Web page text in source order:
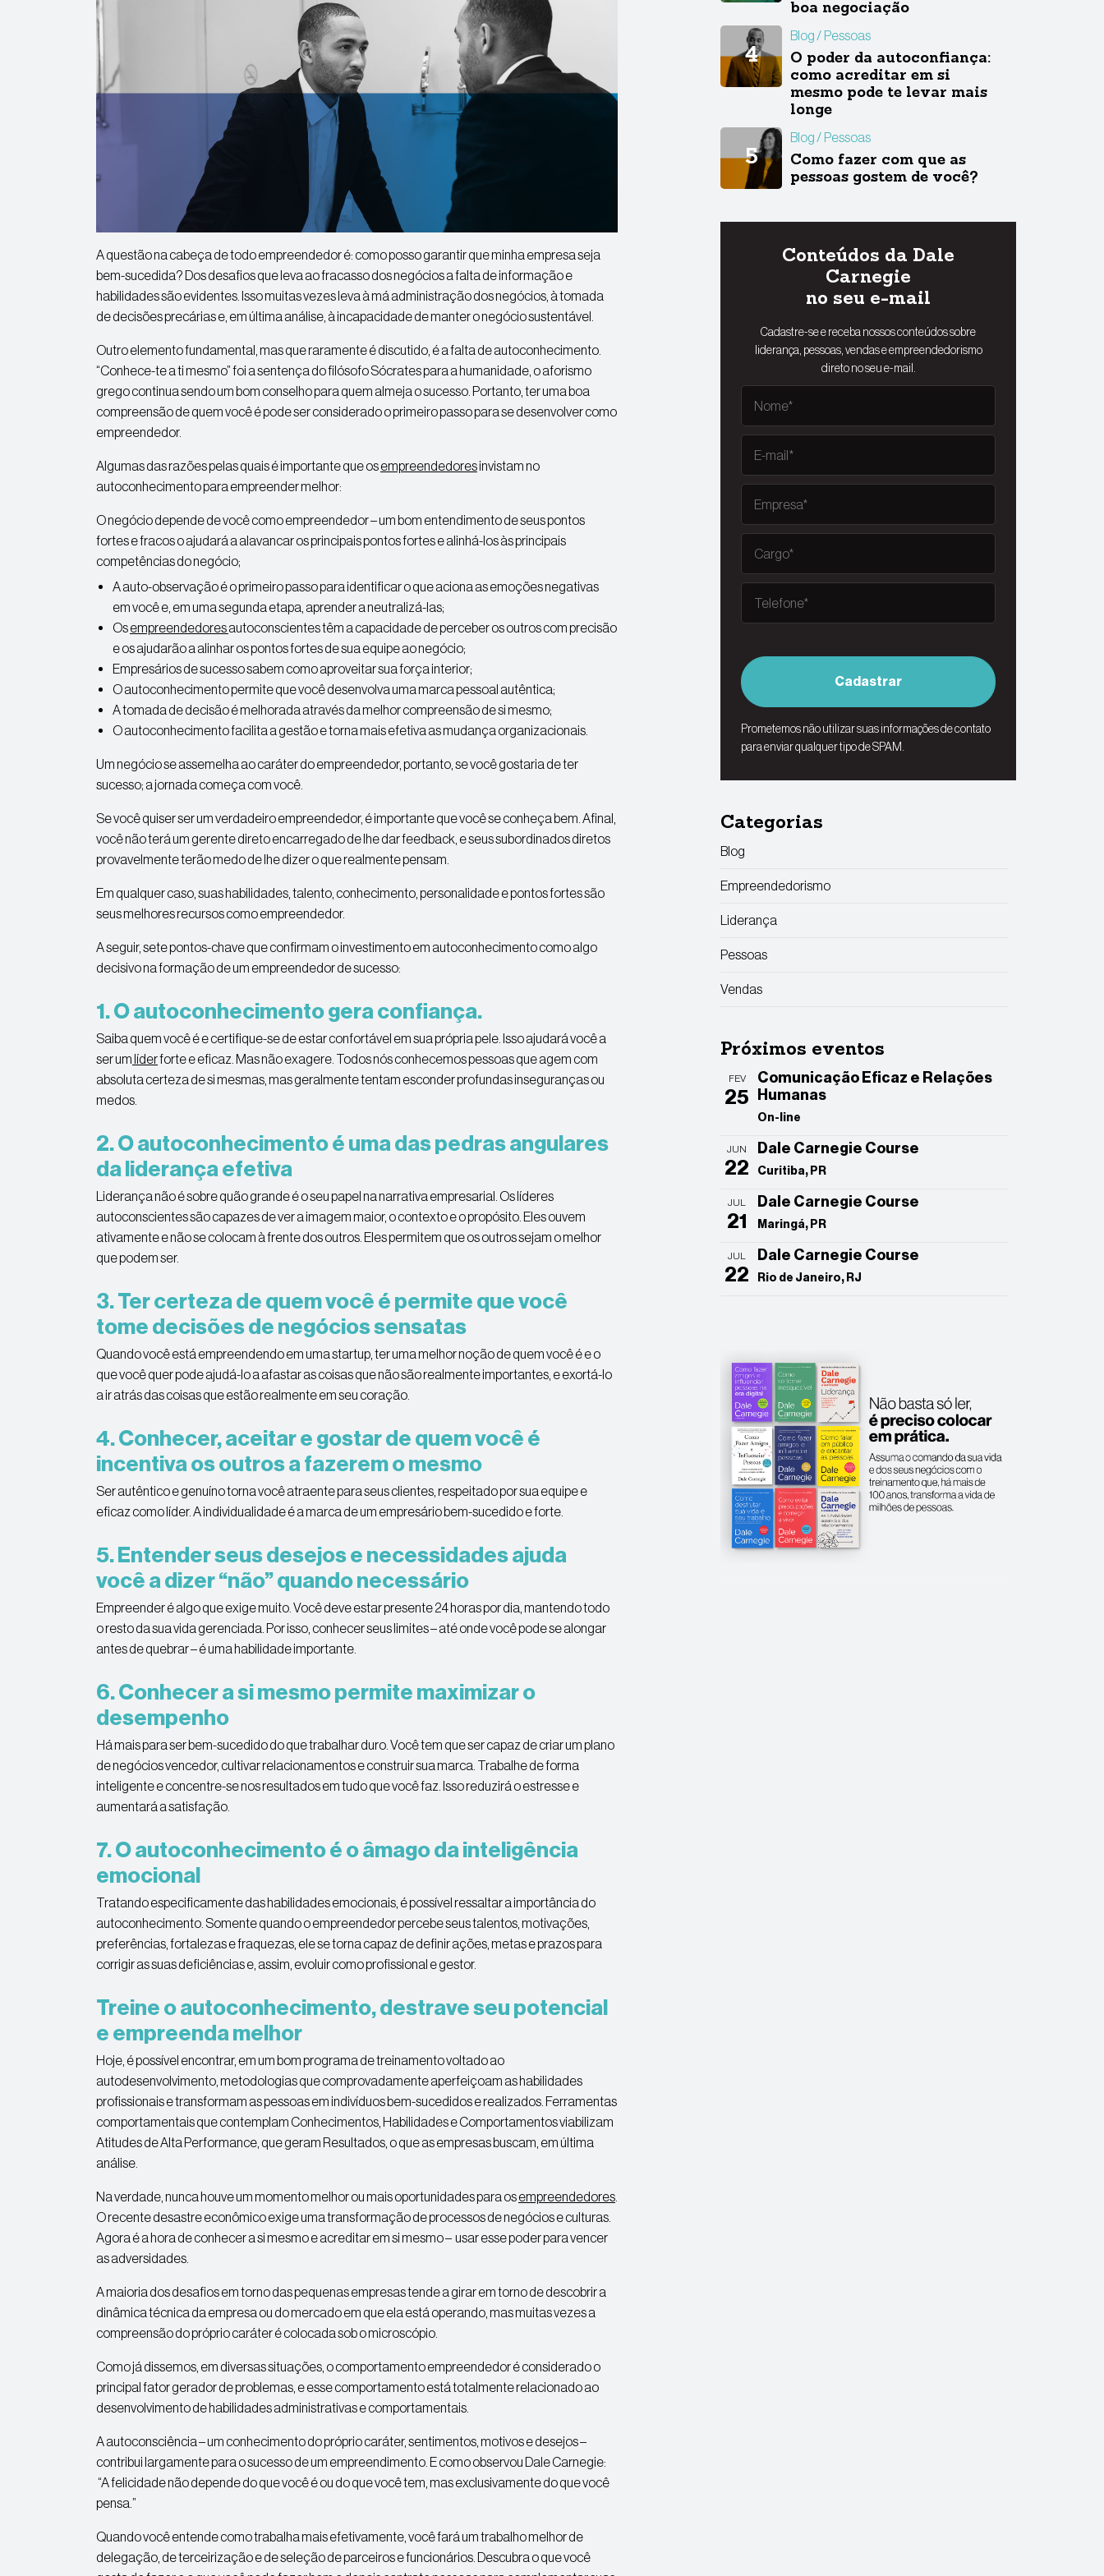
A questão na cabeça de todo empreendedor é: como posso garantir que minha empresa seja
bem-sucedida? Dos desafios que leva ao fracasso dos negócios a falta de informação e
habilidades são evidentes. Isso muitas vezes leva à má administração dos negócios, à tomada
de decisões precárias e, em última análise, à incapacidade de manter o negócio sustentável.
Outro elemento fundamental, mas que raramente é discutido, é a falta de autoconhecimento.
“Conhece-te a ti mesmo” foi a sentença do filósofo Sócrates para a humanidade, o aforismo
grego continua sendo um bom conselho para quem almeja o sucesso. Portanto, ter uma boa
compreensão de quem você é pode ser considerado o primeiro passo para se desenvolver como
empreendedor.
Algumas das razões pelas quais é importante que osempreendedoresinvistam no
autoconhecimento para empreender melhor:
O negócio depende de você como empreendedor – um bom entendimento de seus pontos
fortes e fracos o ajudará a alavancar os principais pontos fortes e alinhá-los às principais
competências do negócio;
A auto-observação é o primeiro passo para identificar o que aciona as emoções negativas
em você e, em uma segunda etapa, aprender a neutralizá-las;
Osempreendedoresautoconscientes têm a capacidade de perceber os outros com precisão
e os ajudarão a alinhar os pontos fortes de sua equipe ao negócio;
Empresários de sucesso sabem como aproveitar sua força interior;
O autoconhecimento permite que você desenvolva uma marca pessoal autêntica;
A tomada de decisão é melhorada através da melhor compreensão de si mesmo;
O autoconhecimento facilita a gestão e torna mais efetiva as mudança organizacionais.
Um negócio se assemelha ao caráter do empreendedor, portanto, se você gostaria de ter
sucesso; a jornada começa com você.
Se você quiser ser um verdadeiro empreendedor, é importante que você se conheça bem. Afinal,
você não terá um gerente direto encarregado de lhe dar feedback, e seus subordinados diretos
provavelmente terão medo de lhe dizer o que realmente pensam.
Em qualquer caso, suas habilidades, talento, conhecimento, personalidade e pontos fortes são
seus melhores recursos como empreendedor.
A seguir, sete pontos-chave que confirmam o investimento em autoconhecimento como algo
decisivo na formação de um empreendedor de sucesso:
1. O autoconhecimento gera confiança.
Saiba quem você é e certifique-se de estar confortável em sua própria pele. Isso ajudará você a
ser um líderforte e eficaz. Mas não exagere. Todos nós conhecemos pessoas que agem com
absoluta certeza de si mesmas, mas geralmente tentam esconder profundas inseguranças ou
medos.
2. O autoconhecimento é uma das pedras angulares
da liderança efetiva
Liderança não é sobre quão grande é o seu papel na narrativa empresarial. Os líderes
autoconscientes são capazes de ver a imagem maior, o contexto e o propósito. Eles ouvem
ativamente e não se colocam à frente dos outros. Eles permitem que os outros sejam o melhor
que podem ser.
3. Ter certeza de quem você é permite que você
tome decisões de negócios sensatas
Quando você está empreendendo em uma startup, ter uma melhor noção de quem você é e o
que você quer pode ajudá-lo a afastar as coisas que não são realmente importantes, e exortá-lo
a ir atrás das coisas que estão realmente em seu coração.
4. Conhecer, aceitar e gostar de quem você é
incentiva os outros a fazerem o mesmo
Ser autêntico e genuíno torna você atraente para seus clientes, respeitado por sua equipe e
eficaz como líder. A individualidade é a marca de um empresário bem-sucedido e forte.
5. Entender seus desejos e necessidades ajuda
você a dizer “não” quando necessário
Empreender é algo que exige muito. Você deve estar presente 24 horas por dia, mantendo todo
o resto da sua vida gerenciada. Por isso, conhecer seus limites – até onde você pode se alongar
antes de quebrar – é uma habilidade importante.
6. Conhecer a si mesmo permite maximizar o
desempenho
Há mais para ser bem-sucedido do que trabalhar duro. Você tem que ser capaz de criar um plano
de negócios vencedor, cultivar relacionamentos e construir sua marca. Trabalhe de forma
inteligente e concentre-se nos resultados em tudo que você faz. Isso reduzirá o estresse e
aumentará a satisfação.
7. O autoconhecimento é o âmago da inteligência
emocional
Tratando especificamente das habilidades emocionais, é possível ressaltar a importância do
autoconhecimento. Somente quando o empreendedor percebe seus talentos, motivações,
preferências, fortalezas e fraquezas, ele se torna capaz de definir ações, metas e prazos para
corrigir as suas deficiências e, assim, evoluir como profissional e gestor.
Treine o autoconhecimento, destrave seu potencial
e empreenda melhor
Hoje, é possível encontrar, em um bom programa de treinamento voltado ao
autodesenvolvimento, metodologias que comprovadamente aperfeiçoam as habilidades
profissionais e transformam as pessoas em indivíduos bem-sucedidos e realizados. Ferramentas
comportamentais que contemplam Conhecimentos, Habilidades e Comportamentos viabilizam
Atitudes de Alta Performance, que geram Resultados, o que as empresas buscam, em última
análise.
Na verdade, nunca houve um momento melhor ou mais oportunidades para osempreendedores
O recente desastre econômico exige uma transformação de processos de negócios e culturas.
Agora é a hora de conhecer a si mesmo e acreditar em si mesmo – usar esse poder para vencer
as adversidades.
A maioria dos desafios em torno das pequenas empresas tende a girar em torno de descobrir a
dinâmica técnica da empresa ou do mercado em que ela está operando, mas muitas vezes a
compreensão do próprio caráter é colocada sob o microscópio.
Como já dissemos, em diversas situações, o comportamento empreendedor é considerado o
principal fator gerador de problemas, e esse comportamento está totalmente relacionado ao
desenvolvimento de habilidades administrativas e comportamentais.
A autoconsciência – um conhecimento do próprio caráter, sentimentos, motivos e desejos –
contribui largamente para o sucesso de um empreendimento. E como observou Dale Carnegie:
“A felicidade não depende do que você é ou do que você tem, mas exclusivamente do que você
pensa.”
Quando você entende como trabalha mais efetivamente, você fará um trabalho melhor de
delegação, de terceirização e de seleção de parceiros e funcionários. Descubra o que você
boa negociação
Blog Pessoas
O poder da autoconfiança:
como acreditar em si
mesmo pode te levar mais
longe
Blog Pessoas
Como fazer com que as
pessoas gostem de você?
Conteúdos da Dale
Carnegie
no seu e-mail
Cadastre-se e receba nossos conteúdos sobre
liderança, pessoas, vendas e empreendedorismo
direto no seu e-mail.
Cadastrar
Prometemos não utilizar suas informações de contato
para enviar qualquer tipo de SPAM.
Categorias
Blog
Empreendedorismo
Liderança
Pessoas
Vendas
Próximos eventos
FEV
25
Comunicação Eficaz e Relações
Humanas
On-line
JUN
22
Dale Carnegie Course
Curitiba, PR
JUL
21
Dale Carnegie Course
Maringá, PR
JUL
22
Dale Carnegie Course
Rio de Janeiro, RJ